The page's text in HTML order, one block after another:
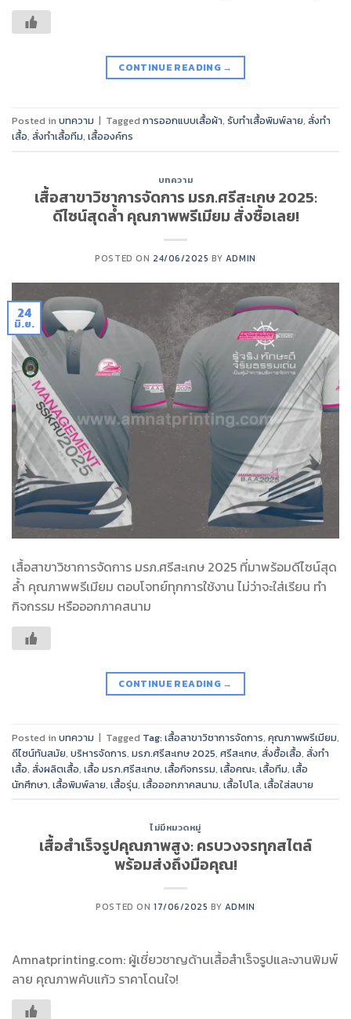
CONTINUE READING →
Posted in บทความ | Tagged การออกแบบเสื้อผ้า, รับทำเสื้อพิมพ์ลาย, สั่งทำ
เสื้อ, สั่งทำเสื้อทีม, เสื้อองค์กร
บทความ
เสื้อสาขาวิชาการจัดการ มรภ.ศรีสะเกษ 2025:
ดีไซน์สุดล้ำ คุณภาพพรีเมียม สั่งซื้อเลย!
POSTED ON 24/06/2025 BY ADMIN
24
มิ.ย.
เสื้อสาขาวิชาการจัดการ มรภ.ศรีสะเกษ 2025 ที่มาพร้อมดีไซน์สุด
ล้ำ คุณภาพพรีเมียม ตอบโจทย์ทุกการใช้งาน ไม่ว่าจะใส่เรียน ทำ
กิจกรรม หรือออกภาคสนาม
CONTINUE READING →
Posted in บทความ | Tagged Tag: เสื้อสาขาวิชาการจัดการ, คุณภาพพรีเมียม,
ดีไซน์ทันสมัย, บริหารจัดการ, มรภ.ศรีสะเกษ 2025, ศรีสะเกษ, สั่งซื้อเสื้อ, สั่งทำ
เสื้อ, สั่งผลิตเสื้อ, เสื้อ มรภ.ศรีสะเกษ, เสื้อกิจกรรม, เสื้อคณะ, เสื้อทีม, เสื้อ
นักศึกษา, เสื้อพิมพ์ลาย, เสื้อรุ่น, เสื้อออกภาคสนาม, เสื้อโปโล, เสื้อใส่สบาย
ไม่มีหมวดหมู่
เสื้อสำเร็จรูปคุณภาพสูง: ครบวงจรทุกสไตล์
พร้อมส่งถึงมือคุณ!
POSTED ON 17/06/2025 BY ADMIN
Amnatprinting.com: ผู้เชี่ยวชาญด้านเสื้อสำเร็จรูปและงานพิมพ์
ลาย คุณภาพคับแก้ว ราคาโดนใจ!